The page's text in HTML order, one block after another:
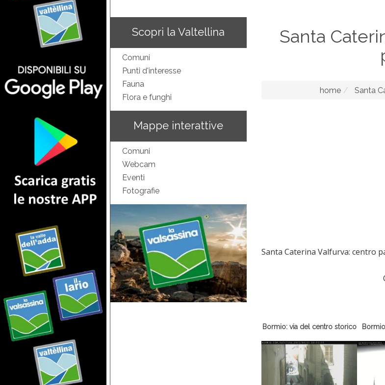
Scopri la Valtellina
Comuni
Punti d'interesse
Fauna
Flora e funghi
Mappe interattive
Comuni
Webcam
Eventi
Fotografie
Santa
home Santa
Santa Caterina Valfurva: centro
Bormio: via del centro storico